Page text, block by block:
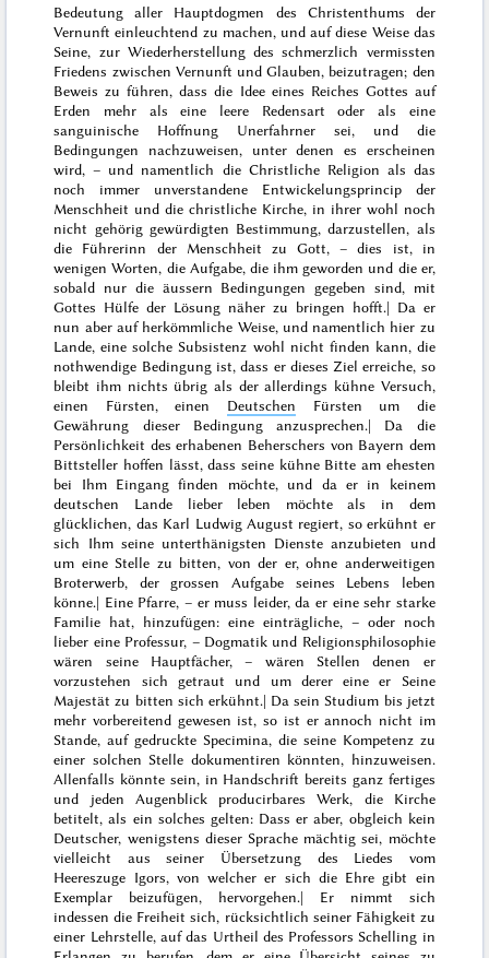
Bedeutung aller Hauptdogmen des Christenthums der
Vernunft einleuchtend zu machen, und auf diese Weise das
Seine, zur Wiederherstellung des schmerzlich vermissten
Friedens zwischen Vernunft und Glauben, beizutragen; den
Beweis zu führen, dass die Idee eines Reiches Gottes auf
Erden mehr als eine leere Redensart oder als eine
sanguinische Hoffnung Unerfahrner sei, und die
Bedingungen nachzuweisen, unter denen es erscheinen
wird, – und namentlich die Christliche Religion als das
noch immer unverstandene Entwickelungsprincip der
Menschheit und die christliche Kirche, in ihrer wohl noch
nicht gehörig gewürdigten Bestimmung, darzustellen, als
die Führerinn der Menschheit zu Gott, – dies ist, in
wenigen Worten, die Aufgabe, die ihm geworden und die er,
sobald nur die äussern Bedingungen gegeben sind, mit
Gottes Hülfe der Lösung näher zu bringen hofft.| Da er
nun aber auf herkömmliche Weise, und namentlich hier zu
Lande, eine solche Subsistenz wohl nicht finden kann, die
nothwendige Bedingung ist, dass er dieses Ziel erreiche, so
bleibt ihm nichts übrig als der allerdings kühne Versuch,
einen Fürsten, einen Deutschen Fürsten um die
Gewährung dieser Bedingung anzusprechen.| Da die
Persönlichkeit des erhabenen Beherschers von Bayern dem
Bittsteller hoffen lässt, dass seine kühne Bitte am ehesten
bei Ihm Eingang finden möchte, und da er in keinem
deutschen Lande lieber leben möchte als in dem
glücklichen, das Karl Ludwig August regiert, so erkühnt er
sich Ihm seine unterthänigsten Dienste anzubieten und
um eine Stelle zu bitten, von der er, ohne anderweitigen
Broterwerb, der grossen Aufgabe seines Lebens leben
könne.| Eine Pfarre, – er muss leider, da er eine sehr starke
Familie hat, hinzufügen: eine einträgliche, – oder noch
lieber eine Professur, – Dogmatik und Religionsphilosophie
wären seine Hauptfächer, – wären Stellen denen er
vorzustehen sich getraut und um derer eine er Seine
Majestät zu bitten sich erkühnt.| Da sein Studium bis jetzt
mehr vorbereitend gewesen ist, so ist er annoch nicht im
Stande, auf gedruckte Specimina, die seine Kompetenz zu
einer solchen Stelle dokumentiren könnten, hinzuweisen.
Allenfalls könnte sein, in Handschrift bereits ganz fertiges
und jeden Augenblick producirbares Werk, die Kirche
betitelt, als ein solches gelten: Dass er aber, obgleich kein
Deutscher, wenigstens dieser Sprache mächtig sei, möchte
vielleicht aus seiner Übersetzung des Liedes vom
Heereszuge Igors, von welcher er sich die Ehre gibt ein
Exemplar beizufügen, hervorgehen.| Er nimmt sich
indessen die Freiheit sich, rücksichtlich seiner Fähigkeit zu
einer Lehrstelle, auf das Urtheil des Professors Schelling in